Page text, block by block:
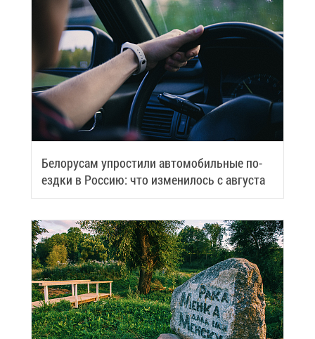
Бе­ло­ру­сам упро­сти­ли ав­то­мо­биль­ные по­
езд­ки в Рос­сию: что из­ме­ни­лось с ав­гу­ста